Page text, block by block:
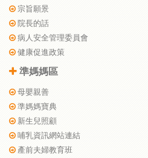
宗旨願景
院長的話
病人安全管理委員會
健康促進政策
準媽媽區
母嬰親善
準媽媽寶典
新生兒照顧
哺乳資訊網站連結
產前夫婦教育班